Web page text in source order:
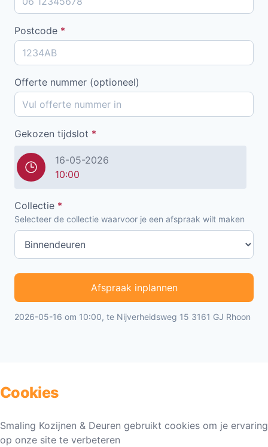
Postcode *
Offerte nummer (optioneel)
Gekozen tijdslot *
16-05-2026
10:00
Collectie *
Selecteer de collectie waarvoor je een afspraak wilt maken
Afspraak inplannen
2026-05-16 om 10:00, te Nijverheidsweg 15 3161 GJ Rhoon
Cookies
Smaling Kozijnen & Deuren gebruikt cookies om je ervaring
op onze site te verbeteren